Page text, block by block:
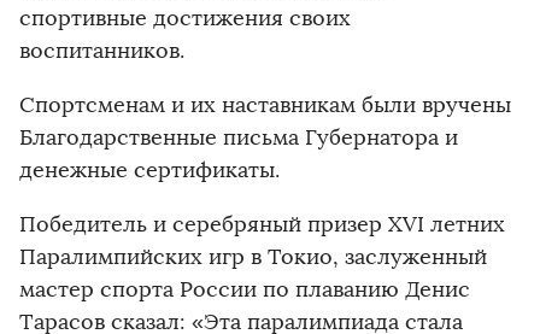
спортивные достижения своих
воспитанников.
Спортсменам и их наставникам были вручены
Благодарственные письма Губернатора и
денежные сертификаты.
Победитель и серебряный призер XVI летних
Паралимпийских игр в Токио, заслуженный
мастер спорта России по плаванию Денис
Тарасов сказал: «Эта паралимпиада стала